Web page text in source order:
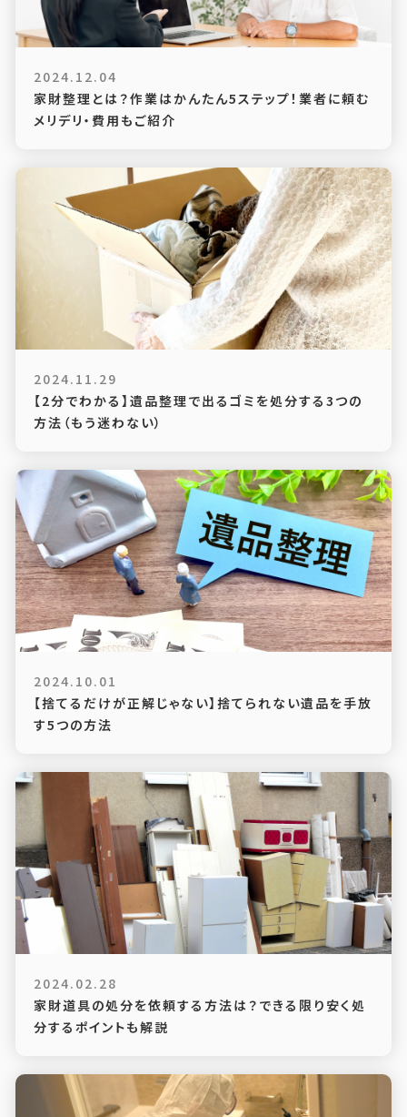
2024.12.04
家財整理とは？作業はかんたん5ステップ！業者に頼む
メリデリ・費用もご紹介
2024.11.29
【2分でわかる】遺品整理で出るゴミを処分する3つの
方法（もう迷わない）
2024.10.01
【捨てるだけが正解じゃない】捨てられない遺品を手放
す5つの方法
2024.02.28
家財道具の処分を依頼する方法は？できる限り安く処
分するポイントも解説